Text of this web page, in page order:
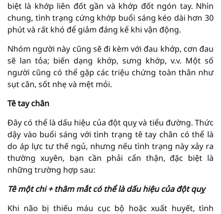
biệt là khớp liên đốt gần và khớp đốt ngón tay. Nhìn
chung, tình trạng cứng khớp buổi sáng kéo dài hơn 30
phút và rất khó để giảm đáng kể khi vận động.
Nhóm người này cũng sẽ đi kèm với đau khớp, cơn đau
sẽ lan tỏa; biến dạng khớp, sưng khớp, v.v. Một số
người cũng có thể gặp các triệu chứng toàn thân như
sụt cân, sốt nhẹ và mệt mỏi.
Tê tay chân
Đây có thể là dấu hiệu của đột quỵ và tiểu đường. Thức
dậy vào buổi sáng với tình trạng tê tay chân có thể là
do áp lực tư thế ngủ, nhưng nếu tình trạng này xảy ra
thường xuyên, bạn cần phải cẩn thận, đặc biệt là
những trường hợp sau:
Tê một chi + thâm mắt có thể là dấu hiệu của đột quỵ
Khi não bị thiếu máu cục bộ hoặc xuất huyết, tình